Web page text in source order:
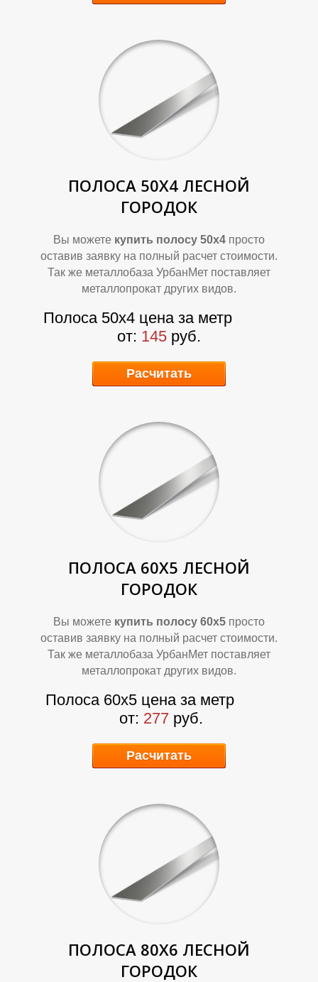
Р
О
Ф
ПОЛОСА 50Х4 ЛЕСНОЙ
ГОРОДОК
Вы можете купить полосу 50х4 просто
оставив заявку на полный расчет стоимости.
Так же металлобаза УрбанМет поставляет
металлопрокат других видов.
Полоса 50х4 цена за метр
от: 145 руб.
Расчитать
ПОЛОСА 60Х5 ЛЕСНОЙ
ГОРОДОК
Вы можете купить полосу 60х5 просто
оставив заявку на полный расчет стоимости.
Так же металлобаза УрбанМет поставляет
металлопрокат других видов.
Полоса 60х5 цена за метр
от: 277 руб.
Расчитать
ПОЛОСА 80Х6 ЛЕСНОЙ
ГОРОДОК
Р
О
Ф